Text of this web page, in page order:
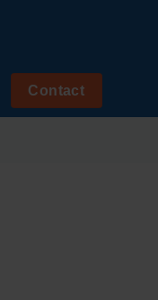
Contact